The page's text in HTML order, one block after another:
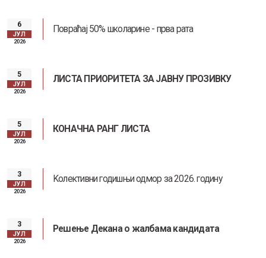
6
ЈУЛ
2026
Повраћај 50% школарине - прва рата
5
ЈУЛ
2026
ЛИСТА ПРИОРИТЕТА ЗА ЈАВНУ ПРОЗИВКУ
5
ЈУЛ
2026
КОНАЧНА РАНГ ЛИСТА
3
ЈУЛ
2026
Kолективни годишњи одмор за 2026. годину
3
ЈУЛ
2026
Решење Декана о жалбама кандидата